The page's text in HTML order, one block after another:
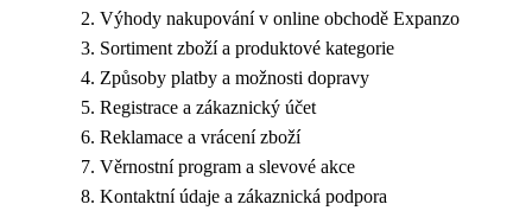
Výhody nakupování v online obchodě Expanzo
Sortiment zboží a produktové kategorie
Způsoby platby a možnosti dopravy
Registrace a zákaznický účet
Reklamace a vrácení zboží
Věrnostní program a slevové akce
Kontaktní údaje a zákaznická podpora